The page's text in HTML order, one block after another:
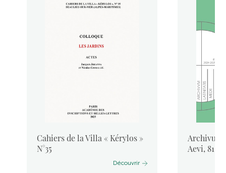
Cahiers de la Villa « Kérylos »
N°35
Découvrir
Aevi, 81,